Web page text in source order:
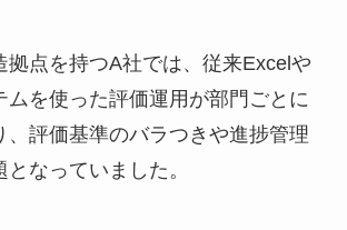
拠点を持つA社では、従来Excelや
ムを使った評価運用が部門ごとに
、評価基準のバラつきや進捗管理
なっていました。